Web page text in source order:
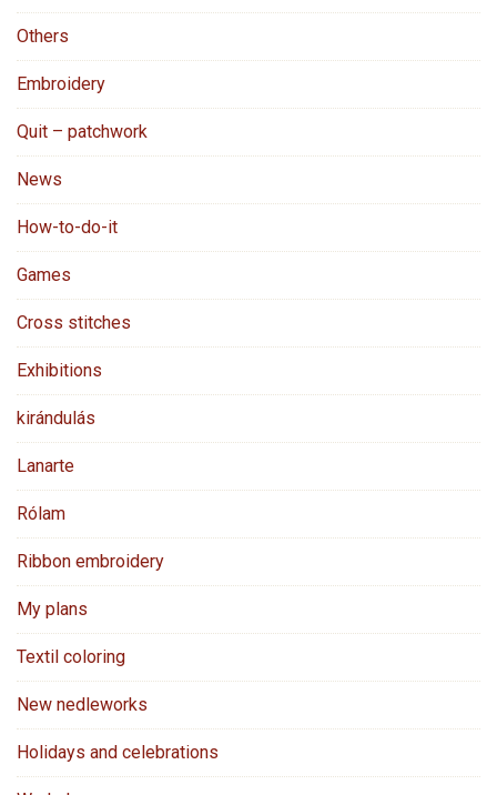
Others
Embroidery
Quit – patchwork
News
How-to-do-it
Games
Cross stitches
Exhibitions
kirándulás
Lanarte
Rólam
Ribbon embroidery
My plans
Textil coloring
New nedleworks
Holidays and celebrations